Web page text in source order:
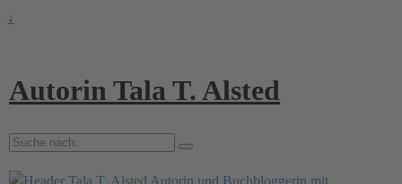
↓
Autorin Tala T. Alsted
Suche